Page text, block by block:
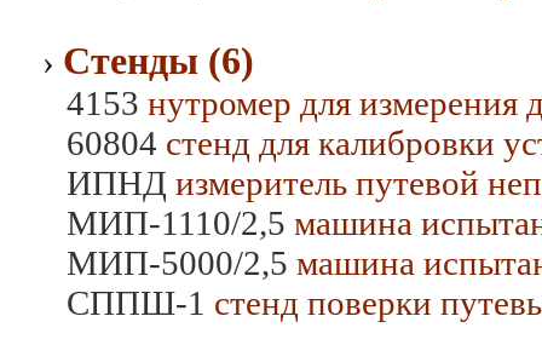
› Стенды (6)
4153 нутромер для измерения
60804 стенд для калибровки
ИПНД измеритель путевой
МИП-1110/2,5 машина
МИП-5000/2,5 машина
СППШ-1 стенд поверки